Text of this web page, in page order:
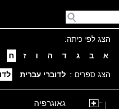
הצג לפי כיתה:
א
ב ג ד ה ו ז ח
הצג ספרים : לדוברי עברית
גאוגרפיה